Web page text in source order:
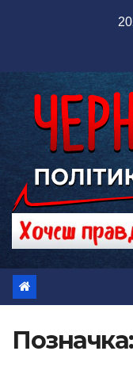
Позначка: